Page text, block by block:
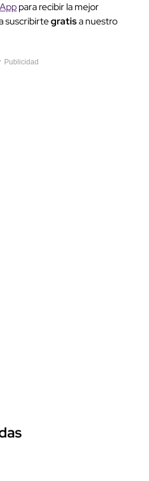
para recibir la mejor
suscribirtegratisa nuestro
Publicidad